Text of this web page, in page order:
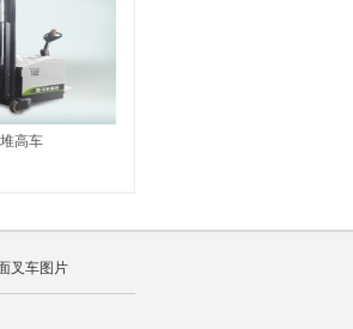
高车
叉车图片